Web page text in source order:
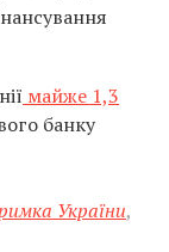
майже 1,3
банку
України,